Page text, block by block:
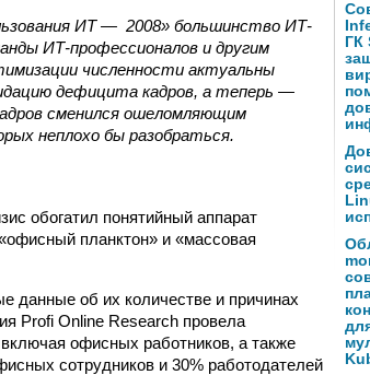
ИТ — 2008» большинство ИТ-
ИТ‑профессионалов и другим
численности актуальны
дефицита кадров, а теперь —
сменился ошеломляющим
неплохо бы разобраться.
обогатил понятийный аппарат
планктон» и «массовая
данные об их количестве и причинах
Profi Online Research провела
офисных работников, а также
сотрудников и 30% работодателей
ГК